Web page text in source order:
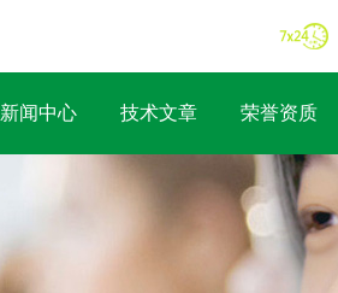
新闻中心 技术文章 荣誉资质